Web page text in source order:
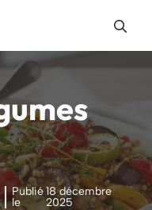
Publié
le
18 décembre
2025